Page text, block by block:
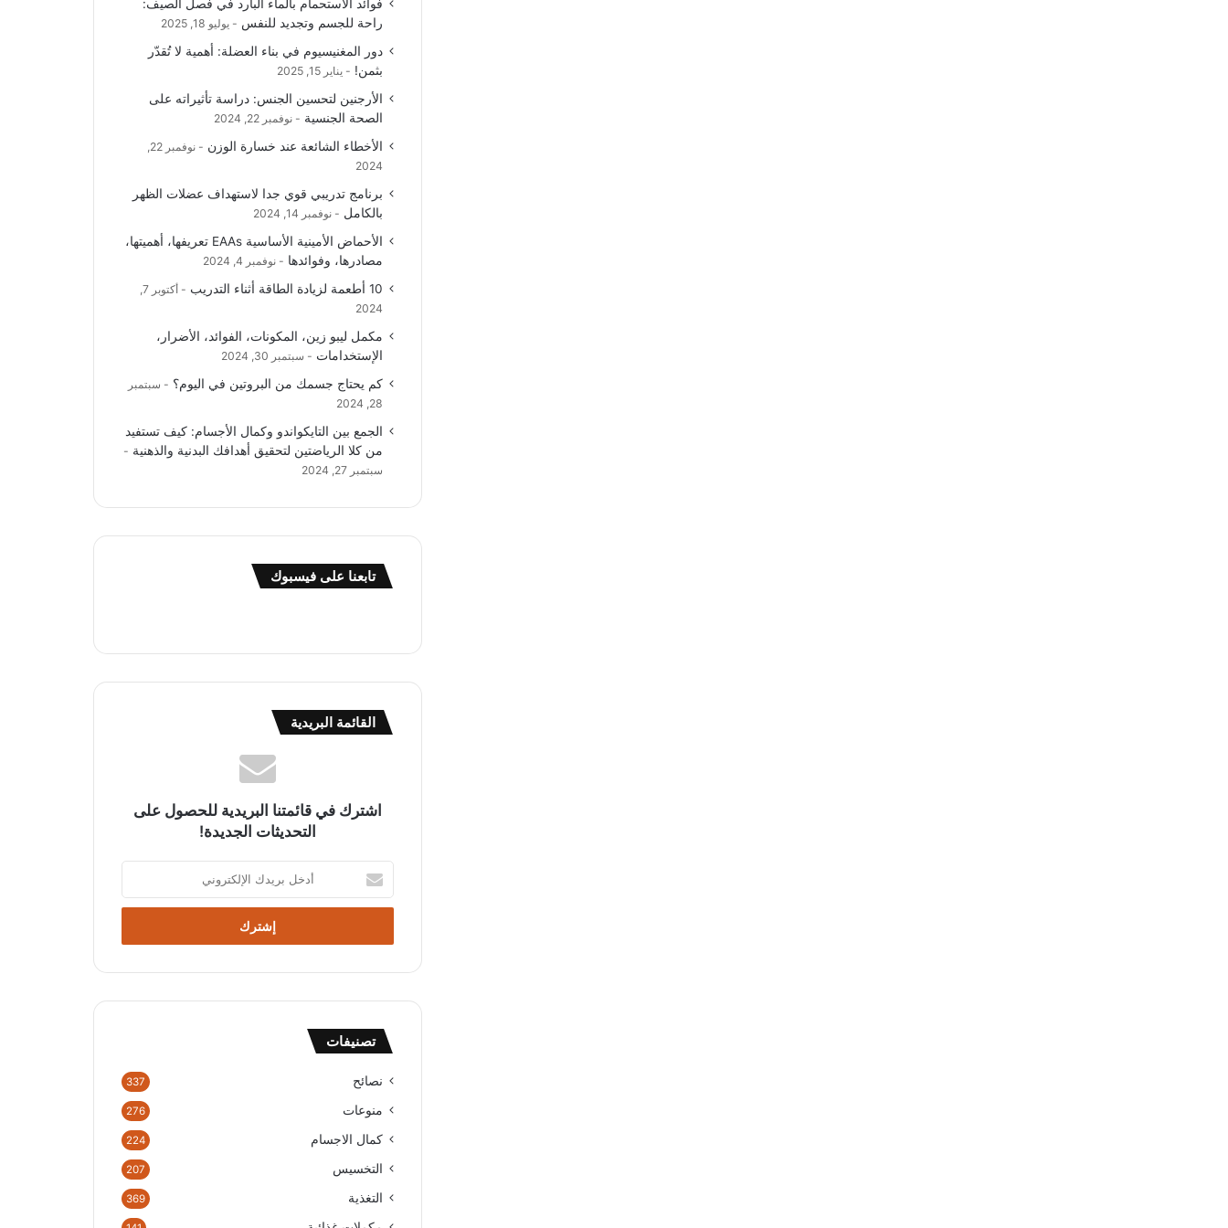
و
ك
T
u
b
e
ق
ر
ا
ا
ل
م
ع
R
فوائد الاستحمام بالماء البارد في فصل الصيف:
راحة للجسم وتجديد للنفس
يوليو 18, 2025
دور المغنيسيوم في بناء العضلة: أهمية لا تُقدّر
بثمن!
يناير 15, 2025
الأرجنين لتحسين الجنس: دراسة تأثيراته على
الصحة الجنسية
نوفمبر 22, 2024
الأخطاء الشائعة عند خسارة الوزن
نوفمبر 22,
2024
برنامج تدريبي قوي جدا لاستهداف عضلات الظهر
بالكامل
نوفمبر 14, 2024
الأحماض الأمينية الأساسية EAAs تعريفها، أهميتها،
مصادرها، وفوائدها
نوفمبر 4, 2024
10 أطعمة لزيادة الطاقة أثناء التدريب
أكتوبر 7,
2024
مكمل ليبو زين، المكونات، الفوائد، الأضرار،
الإستخدامات
سبتمبر 30, 2024
كم يحتاج جسمك من البروتين في اليوم؟
سبتمبر
28, 2024
الجمع بين التايكواندو وكمال الأجسام: كيف تستفيد
من كلا الرياضتين لتحقيق أهدافك البدنية والذهنية
سبتمبر 27, 2024
تابعنا على فيسبوك
القائمة البريدية
اشترك في قائمتنا البريدية للحصول على
التحديثات الجديدة!
خ
ب
د
إ
ت
و
ن
تصنيفات
نصائح 337
منوعات 276
كمال الاجسام 224
التخسيس 207
التغذية 369